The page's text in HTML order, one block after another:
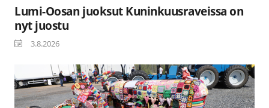
Lumi-Oosan juoksut Kuninkuusraveissa on
nyt juostu
3.8.2026